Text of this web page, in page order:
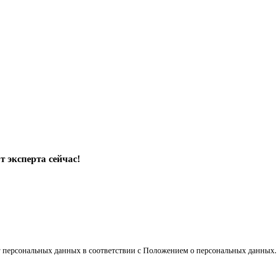
сейчас!
данных в соответствии с Положением о персональных данных.